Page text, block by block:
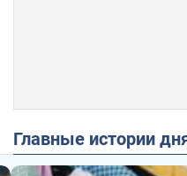
Главные истории